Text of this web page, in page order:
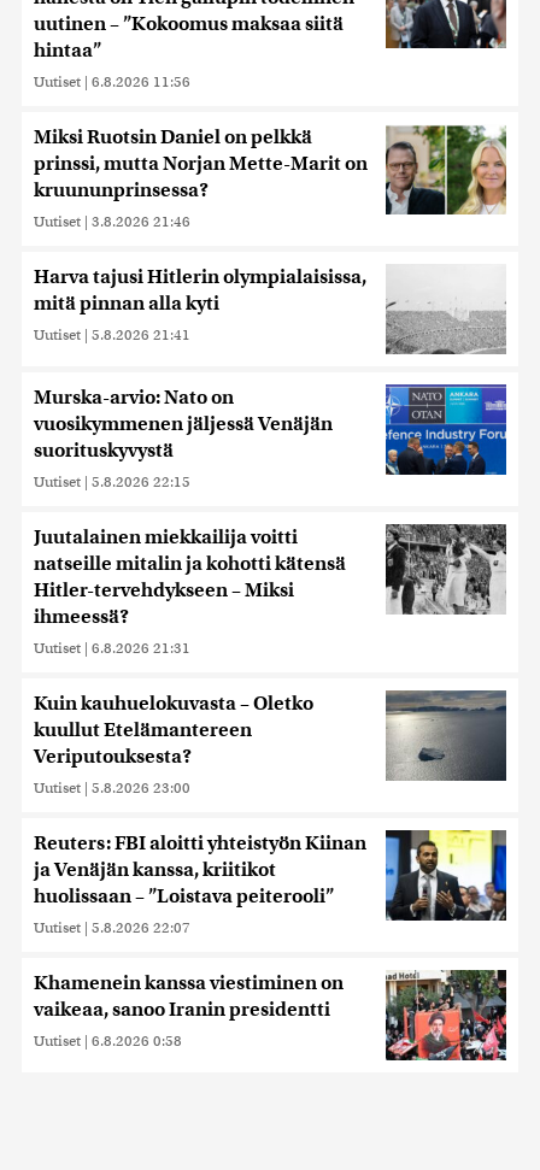
uutinen – ”Kokoomus maksaa siitä
hintaa”
Uutiset | 6.8.2026 11:56
Miksi Ruotsin Daniel on pelkkä
prinssi, mutta Norjan Mette-Marit on
kruununprinsessa?
Uutiset | 3.8.2026 21:46
Harva tajusi Hitlerin olympialaisissa,
mitä pinnan alla kyti
Uutiset | 5.8.2026 21:41
Murska-arvio: Nato on
vuosikymmenen jäljessä Venäjän
suorituskyvystä
Uutiset | 5.8.2026 22:15
Juutalainen miekkailija voitti
natseille mitalin ja kohotti kätensä
Hitler-tervehdykseen – Miksi
ihmeessä?
Uutiset | 6.8.2026 21:31
Kuin kauhuelokuvasta – Oletko
kuullut Etelämantereen
Veriputouksesta?
Uutiset | 5.8.2026 23:00
Reuters: FBI aloitti yhteistyön Kiinan
ja Venäjän kanssa, kriitikot
huolissaan – ”Loistava peiterooli”
Uutiset | 5.8.2026 22:07
Khamenein kanssa viestiminen on
vaikeaa, sanoo Iranin presidentti
Uutiset | 6.8.2026 0:58